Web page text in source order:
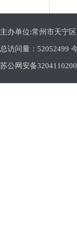
主办单位:常州市天宁
总访问量： 52052499
苏公网安备